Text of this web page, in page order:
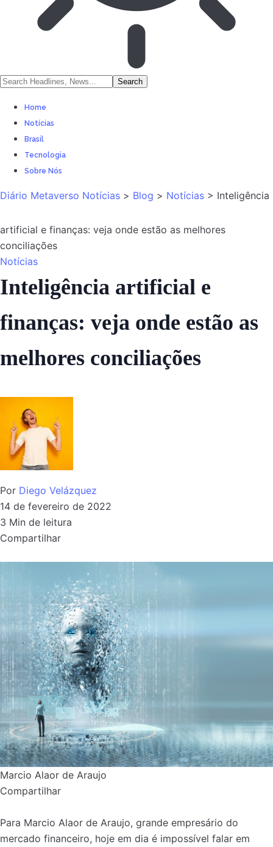
Home
Notícias
Brasil
Tecnologia
Sobre Nós
Diário Metaverso Notícias > Blog > Notícias > Inteligência
artificial e finanças: veja onde estão as melhores
conciliações
Notícias
Inteligência artificial e
finanças: veja onde estão as
melhores conciliações
Por Diego Velázquez
14 de fevereiro de 2022
3 Min de leitura
Compartilhar
Marcio Alaor de Araujo
Compartilhar
Para Marcio Alaor de Araujo, grande empresário do
mercado financeiro, hoje em dia é impossível falar em